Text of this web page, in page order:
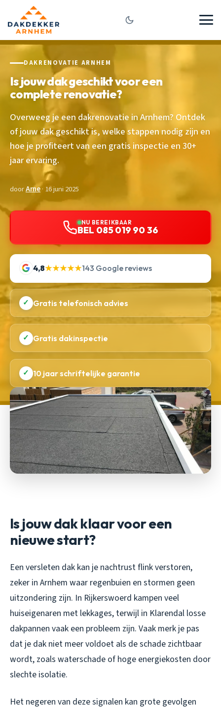
DAKRENOVATIE ARNHEM
Is jouw dak geschikt voor een
complete renovatie?
Overweeg je een dakrenovatie in Arnhem? Ontdek
of jouw dak geschikt is, welke stappen nodig zijn en
hoe je profiteert van een gratis inspectie en 30+
jaar ervaring.
doorArne· 16 juni 2025
NU BEREIKBAAR
BEL 085 019 90 36
4,8★★★★★143 Google reviews
✓ Gratis telefonisch advies
✓ Gratis dakinspectie
✓ 10 jaar schriftelijke garantie
Is jouw dak klaar voor een
nieuwe start?
Een versleten dak kan je nachtrust flink verstoren,
zeker in Arnhem waar regenbuien en stormen geen
uitzondering zijn. In Rijkerswoerd kampen veel
huiseigenaren met lekkages, terwijl in Klarendal losse
dakpannen vaak een probleem zijn. Vaak merk je pas
dat je dak niet meer voldoet als de schade zichtbaar
wordt, zoals waterschade of hoge energiekosten door
slechte isolatie.
Het negeren van deze signalen kan grote gevolgen